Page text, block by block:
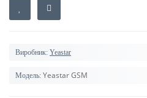
Виробник: Yeastar
Модель: Yeastar GSM